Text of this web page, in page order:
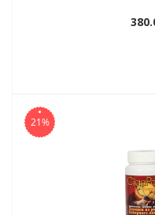
21%